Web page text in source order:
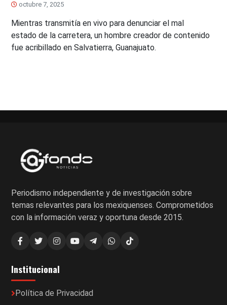
octubre 7, 2025
Mientras transmitía en vivo para denunciar el mal
estado de la carretera, un hombre creador de contenido
fue acribillado en Salvatierra, Guanajuato.
Periodismo independiente y de investigación sobre
temas relevantes para los mexiquenses. Comprometidos
con la información veraz y oportuna desde 2015.
Institucional
Política de Privacidad